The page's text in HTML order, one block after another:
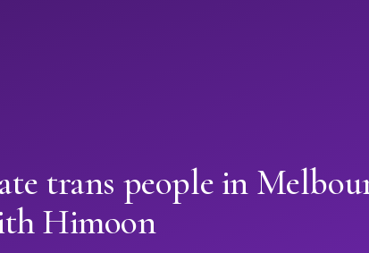
trans people in
Himoon